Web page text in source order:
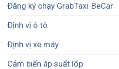
Đăng ký chạy GrabTaxi-BeCar
Định vị ô tô
Định vị xe máy
Cảm biến áp suất lốp